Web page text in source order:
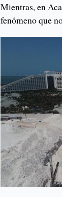
Mientras, en
fenómeno que